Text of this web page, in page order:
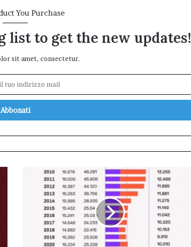
You Purchase
list to get the new updates!
sit amet, consectetur.
Iscrizioni
Infermieristica:
Allarme